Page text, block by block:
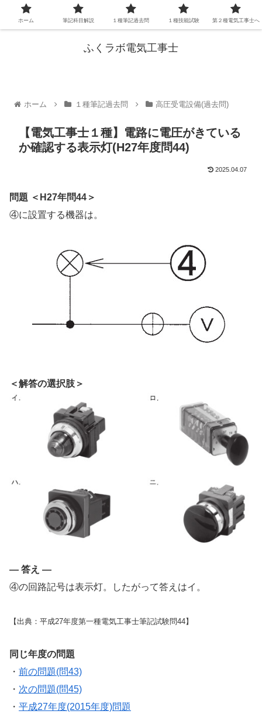
ふくラボ電気工事士
ホーム １種筆記過去問 高圧受電設備(過去問)
【電気工事士１種】電路に電圧がきている
か確認する表示灯(H27年度問44)
2025.04.07
問題 ＜H27年問44＞
④に設置する機器は。
＜解答の選択肢＞
— 答え —
④の回路記号は表示灯。したがって答えはイ。
【出典：平成27年度第一種電気工事士筆記試験問44】
同じ年度の問題
・ 前の問題(問43)
・ 次の問題(問45)
・ 平成27年度(2015年度)問題
ホーム 筆記科目解説 １種筆記過去問 １種技能試験 第２種電気工事士へ